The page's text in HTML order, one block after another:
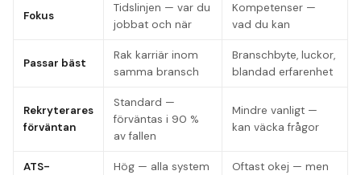
Fokus
Tidslinjen — var du
jobbat och när
Kompetenser —
vad du kan
Passar bäst
Rak karriär inom
samma bransch
Branschbyte, luckor,
blandad erfarenhet
Rekryterares
förväntan
Standard —
förväntas i 90 %
av fallen
Mindre vanligt —
kan väcka frågor
ATS-
Hög — alla system
Oftast okej — men